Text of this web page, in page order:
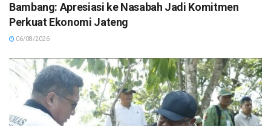
Bambang: Apresiasi ke Nasabah Jadi Komitmen
Perkuat Ekonomi Jateng
06/08/2026